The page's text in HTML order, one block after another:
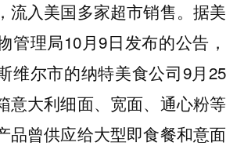
流入美国多家超市销售。据美
管理局10月9日发布的公告，
维尔市的纳特美食公司9月25
意大利细面、宽面、通心粉等
品曾供应给大型即食餐和意面